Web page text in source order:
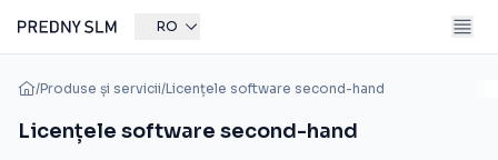
RO
/Produse și servicii/Licențele software second-hand
Licențele software second-hand